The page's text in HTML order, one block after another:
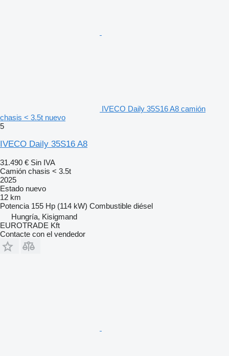
IVECO Daily 35S16 A8 camión
chasis < 3.5t nuevo
5
IVECO Daily 35S16 A8
31.490 € Sin IVA
Camión chasis < 3.5t
2025
Estado nuevo
12 km
Potencia 155 Hp (114 kW) Combustible diésel
Hungría, Kisigmand
EUROTRADE Kft
Contacte con el vendedor